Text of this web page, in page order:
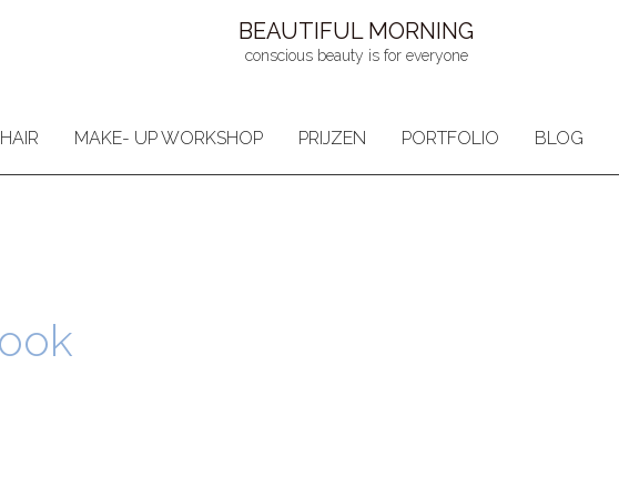
BEAUTIFUL MORNING
conscious beauty is for everyone
MAKE- UP WORKSHOP PRIJZEN PORTFOLIO BLOG